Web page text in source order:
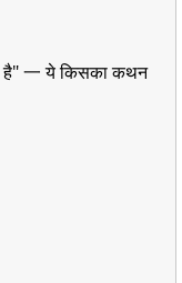
है" 一 ये किसका कथन